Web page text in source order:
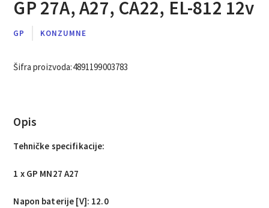
GP 27A, A27, CA22, EL-812 12v
GP KONZUMNE
Šifra proizvoda:4891199003783
Opis
Tehničke specifikacije:
1 x GP MN27 A27
Napon baterije [V]: 12.0